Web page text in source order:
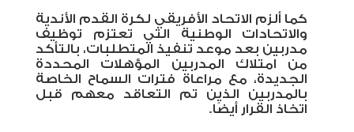
كما ألزم الاتحاد الأفريقي لكرة القدم الأندية
والاتحادات الوطنية التي تعتزم توظيف
مدربين بعد موعد تنفيذ المتطلبات، بالتأكد
من امتلاك المدربين المؤهلات المحددة
الجديدة، مع مراعاة فترات السماح الخاصة
بالمدربين الذين تم التعاقد معهم قبل
اتخاذ القرار أيضًا.